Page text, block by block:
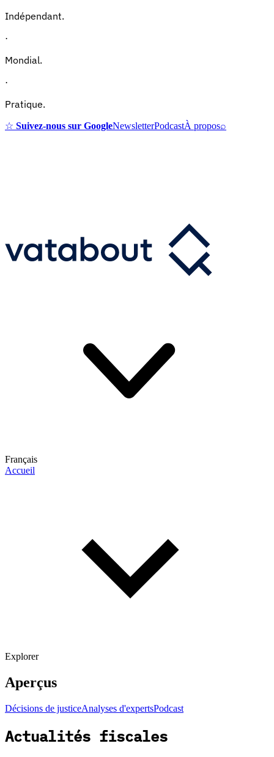
Indépendant.
·
Mondial.
·
Pratique.
☆ Suivez-nous sur GoogleNewsletterPodcastÀ propos⌕
Français
Accueil
Explorer
Aperçus
Décisions de justiceAnalyses d'expertsPodcast
Actualités fiscales